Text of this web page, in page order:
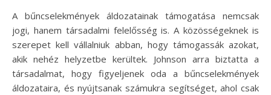
A bűncselekmények áldozatainak támogatása nemcsak
jogi, hanem társadalmi felelősség is. A közösségeknek is
szerepet kell vállalniuk abban, hogy támogassák azokat,
akik nehéz helyzetbe kerültek. Johnson arra biztatta a
társadalmat, hogy figyeljenek oda a bűncselekmények
áldozataira, és nyújtsanak számukra segítséget, ahol csak